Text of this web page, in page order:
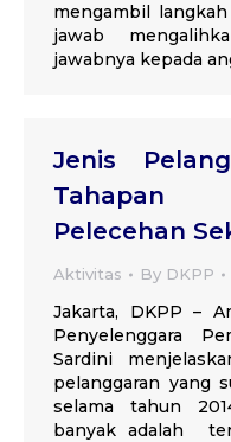
mengambil
jawab
jawabnya kepada
Jenis
Tahapan
Pelecehan
Aktivitas By DKPP
Jakarta, DKPP –
Penyelenggara
Sardini
pelanggaran yang
selama tahun
banyak adalah